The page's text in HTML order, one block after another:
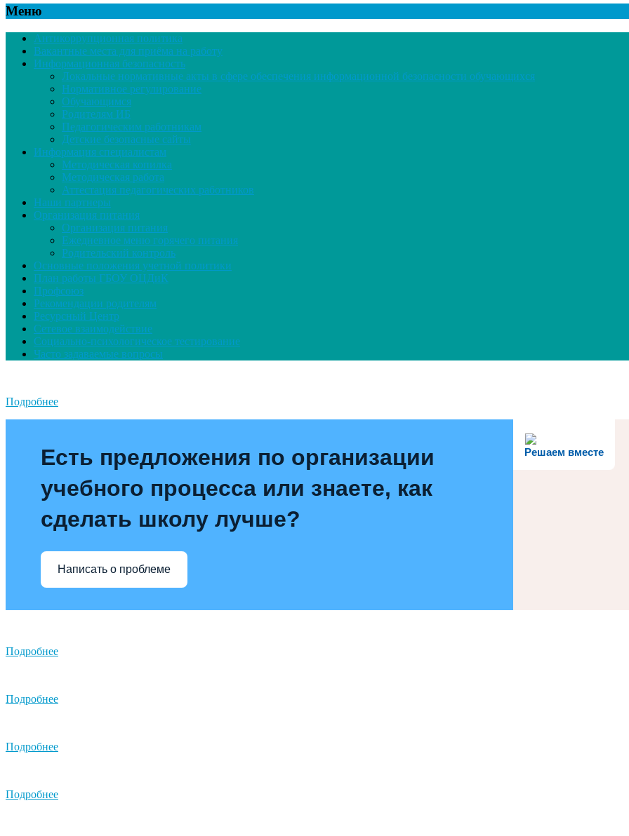
Меню
Антикоррупционная политика
Вакантные места для приёма на работу
Информационная безопасность
Локальные нормативные акты в сфере обеспечения информационной безопасности обучающихся
Нормативное регулирование
Обучающимся
Родителям ИБ
Педагогическим работникам
Детские безопасные сайты
Информация специалистам
Методическая копилка
Методическая работа
Аттестация педагогических работников
Наши партнеры
Организация питания
Организация питания
Ежедневное меню горячего питания
Родительский контроль
Основные положения учетной политики
План работы ГБОУ ОЦДиК
Профсоюз
Рекомендации родителям
Ресурсный Центр
Сетевое взаимодействие
Социально-психологическое тестирование
Часто задаваемые вопросы
Подробнее
Решаем вместе
Есть предложения по организации
учебного процесса или знаете, как
сделать школу лучше?
Написать о проблеме
Подробнее
Подробнее
Подробнее
Подробнее